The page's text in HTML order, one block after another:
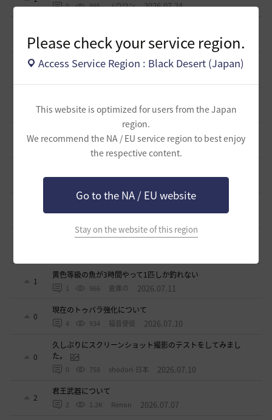
Please check your service region.
Access Service Region : Black Desert (Japan)
This website is optimized for users from the Japan
region.
We recommend the NA / EU service region to best enjoy
the respective content.
Go to the NA / EU website
Stay on the website of this region
0 995 ノウワン 2026.07.24
2
2 904 倉庫の 2026.07.24
週間イベントについて
0
0 751 飛鳥雨音 2026.07.24
3
ドーサやソーサレスの無敵踊りについて
825 無敵で踊り狂う女 2026.07.23
ベテラン募集
1
黄色等級の魚が3時間やって1匹しか釣れない
1 966 倉庫の 2026.07.11
0
現在のトゥバラ強化について
4 934 福音使徒 2026.07.10
0
久しぶりにスクリーンショット撮影のテストをしてみまし
た。
0 758 shodori-日本 2026.07.10
2
君王武器について
2 1.2K Renon 2026.07.07